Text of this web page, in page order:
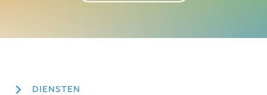
DIENSTEN